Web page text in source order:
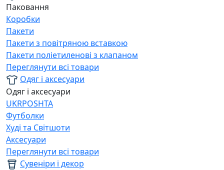
Паковання
Коробки
Пакети
Пакети з повітряною вставкою
Пакети поліетиленові з клапаном
Переглянути всі товари
Одяг і аксесуари
Одяг і аксесуари
UKRPOSHTA
Футболки
Худі та Світшоти
Аксесуари
Переглянути всі товари
Сувеніри і декор